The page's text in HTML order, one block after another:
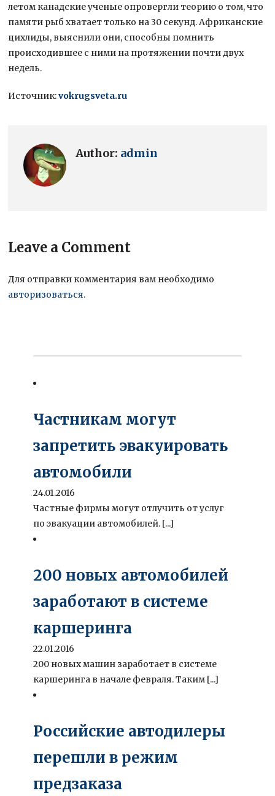
летом канадские ученые опровергли теорию о том, что
памяти рыб хватает только на 30 секунд. Африканские
цихлиды, выяснили они, способны помнить
происходившее с ними на протяжении почти двух
недель.
Источник:vokrugsveta.ru
Author: admin
Leave a Comment
Для отправки комментария вам необходимо
авторизоваться.
Частникам могут
запретить эвакуировать
автомобили
24.01.2016
Частные фирмы могут отлучить от услуг
по эвакуации автомобилей. [...]
200 новых автомобилей
заработают в системе
каршеринга
22.01.2016
200 новых машин заработает в системе
каршеринга в начале февраля. Таким [...]
Российские автодилеры
перешли в режим
предзаказа